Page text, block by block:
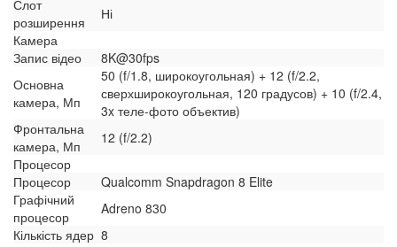
Слот
розширення
Ні
Камера
Запис відео
8K@30fps
Основна
камера, Мп
50 (f/1.8, широкоугольная) + 12 (f/2.2,
сверхширокоугольная, 120 градусов) + 10 (f/2.4,
3x теле-фото объектив)
Фронтальна
камера, Мп
12 (f/2.2)
Процесор
Процесор
Qualcomm Snapdragon 8 Elite
Графічний
процесор
Adreno 830
Кількість ядер 8